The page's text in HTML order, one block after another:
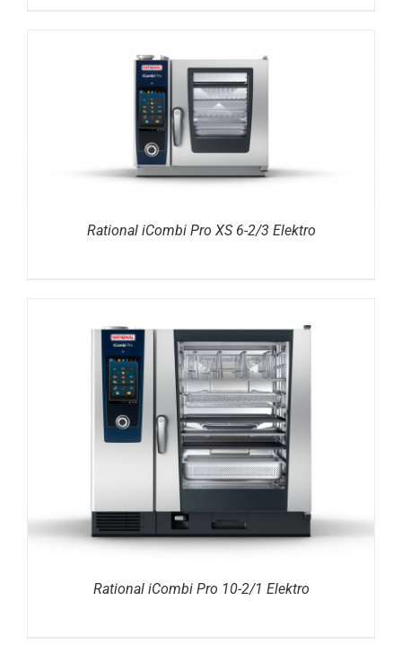
DETAILS
Rational iCombi Pro XS 6-2/3 Elektro
DETAILS
Rational iCombi Pro 10-2/1 Elektro